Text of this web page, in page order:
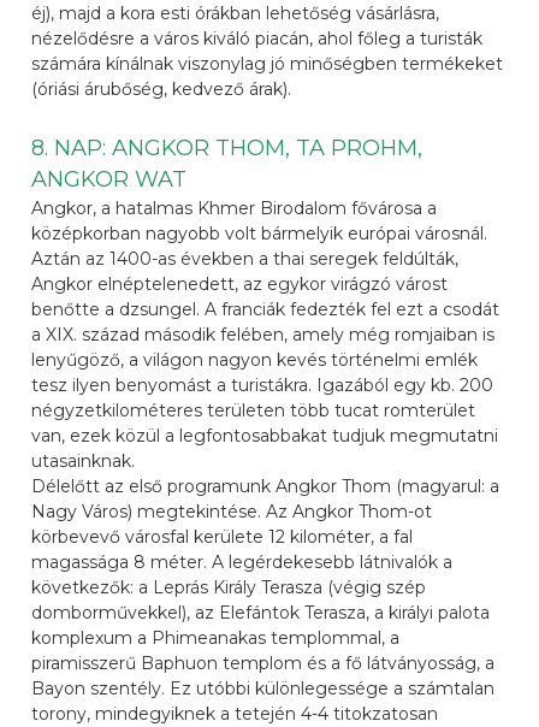
éj), majd a kora esti órákban lehetőség vásárlásra,
nézelődésre a város kiváló piacán, ahol főleg a turisták
számára kínálnak viszonylag jó minőségben termékeket
(óriási árubőség, kedvező árak).
8. NAP: ANGKOR THOM, TA PROHM,
ANGKOR WAT
Angkor, a hatalmas Khmer Birodalom fővárosa a
középkorban nagyobb volt bármelyik európai városnál.
Aztán az 1400-as években a thai seregek feldúlták,
Angkor elnéptelenedett, az egykor virágzó várost
benőtte a dzsungel. A franciák fedezték fel ezt a csodát
a XIX. század második felében, amely még romjaiban is
lenyűgöző, a világon nagyon kevés történelmi emlék
tesz ilyen benyomást a turistákra. Igazából egy kb. 200
négyzetkilométeres területen több tucat romterület
van, ezek közül a legfontosabbakat tudjuk megmutatni
utasainknak.
Délelőtt az első programunk Angkor Thom (magyarul: a
Nagy Város) megtekintése. Az Angkor Thom-ot
körbevevő városfal kerülete 12 kilométer, a fal
magassága 8 méter. A legérdekesebb látnivalók a
következők: a Leprás Király Terasza (végig szép
domborművekkel), az Elefántok Terasza, a királyi palota
komplexum a Phimeanakas templommal, a
piramisszerű Baphuon templom és a fő látványosság, a
Bayon szentély. Ez utóbbi különlegessége a számtalan
torony, mindegyiknek a tetején 4-4 titokzatosan